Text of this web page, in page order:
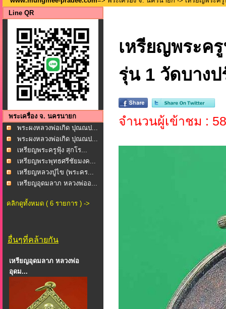
Line QR
พระเครื่อง จ. นครนายก
พระผงหลวงพ่อเกิด ปุณณป...
พระผงหลวงพ่อเกิด ปุณณป...
เหรียญพระครูฟุ้ง สุกโร...
เหรียญพระพุทธศรีชัยมงค...
เหรียญหลวงปู่ไข (พระคร...
เหรียญอุดมลาภ หลวงพ่ออ...
คลิกดูทั้งหมด ( 6 รายการ ) ->
อื่นๆที่คล้ายกัน
เหรียญอุดมลาภ หลวงพ่อ
อุดม...
เหรียญพระค
รุ่น 1 วัดบาง
จำนวนผู้เข้าชม :